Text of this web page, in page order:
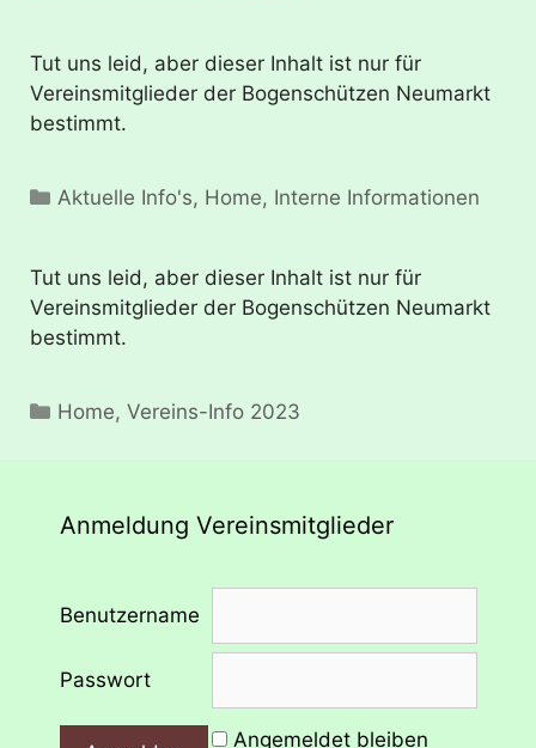
Tut uns leid, aber dieser Inhalt ist nur für
Vereinsmitglieder der Bogenschützen Neumarkt
bestimmt.
Kategorien
Aktuelle Info's, Home, Interne Informationen
Tut uns leid, aber dieser Inhalt ist nur für
Vereinsmitglieder der Bogenschützen Neumarkt
bestimmt.
Kategorien
Home,Vereins-Info 2023
Anmeldung Vereinsmitglieder
Benutzername
Passwort
Angemeldet bleiben